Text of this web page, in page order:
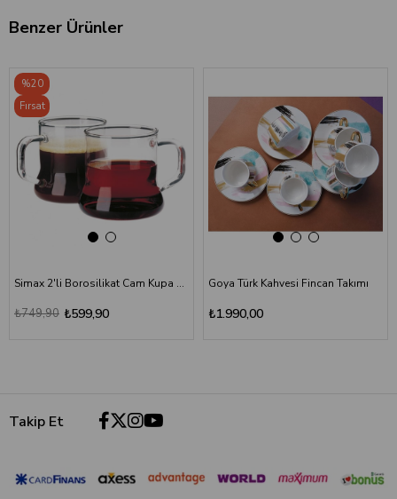
Benzer Ürünler
Simax 2'li Borosilikat Cam Kupa Seti - 250 ml
₺599,90
₺749,90
%20
Fırsat
Ürünü
Goya Türk Kahvesi Fincan Takımı
₺1.990,00
Takip Et